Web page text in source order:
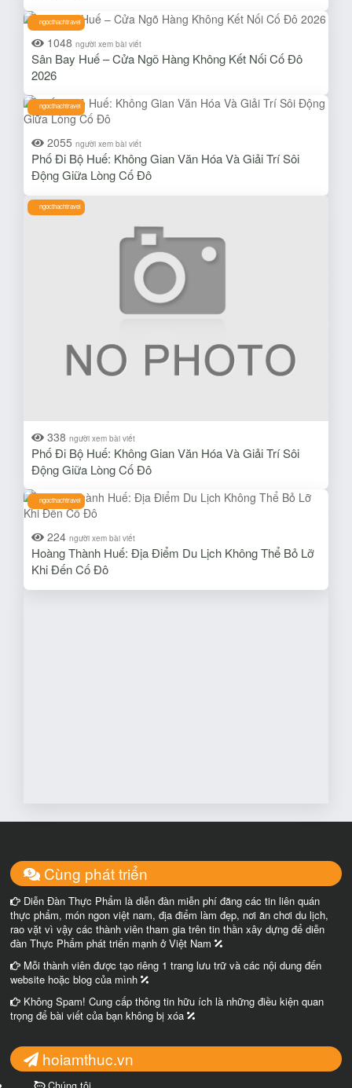
ngocthachtravel
1048 người xem bài viết
Sân Bay Huế – Cửa Ngõ Hàng Không Kết Nối Cố Đô
2026
ngocthachtravel
2055 người xem bài viết
Phố Đi Bộ Huế: Không Gian Văn Hóa Và Giải Trí Sôi
Động Giữa Lòng Cố Đô
ngocthachtravel
338 người xem bài viết
Phố Đi Bộ Huế: Không Gian Văn Hóa Và Giải Trí Sôi
Động Giữa Lòng Cố Đô
ngocthachtravel
224 người xem bài viết
Hoàng Thành Huế: Địa Điểm Du Lịch Không Thể Bỏ Lỡ
Khi Đến Cố Đô
Cùng phát triển
Diễn Đàn Thực Phẩm là diễn đàn miễn phí đăng các tin liên quán
thực phẩm, món ngon việt nam, địa điểm làm đẹp, nơi ăn chơi du lịch,
rao vặt vì vậy các thành viên tham gia trên tin thần xây dựng để diễn
đàn Thực Phẩm phát triển mạnh ở Việt Nam
Mỗi thành viên được tạo riêng 1 trang lưu trữ và các nội dung đến
website hoặc blog của mình
Không Spam! Cung cấp thông tin hữu ích là những điều kiện quan
trọng để bài viết của bạn không bị xóa
hoiamthuc.vn